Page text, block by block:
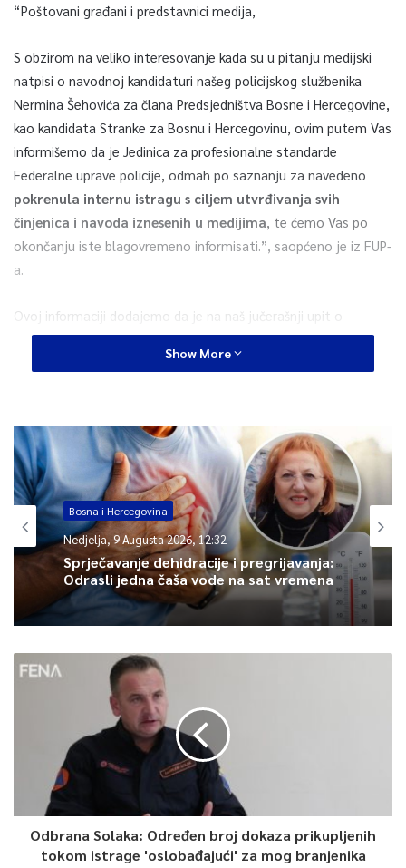
“Poštovani građani i predstavnici medija,
S obzirom na veliko interesovanje kada su u pitanju medijski
natpisi o navodnoj kandidaturi našeg policijskog službenika
Nermina Šehovića za člana Predsjedništva Bosne i Hercegovine,
kao kandidata Stranke za Bosnu i Hercegovinu, ovim putem Vas
informišemo da je Jedinica za profesionalne standarde
Federalne uprave policije, odmah po saznanju za navedeno
pokrenula internu istragu s ciljem utvrđivanja svih
činjenica i navoda iznesenih u medijima , te ćemo Vas po
okončanju iste blagovremeno informisati.”, saopćeno je iz FUP-
a.
Ovoj informaciji dodajemo da je na naš jučerašnji upit o
aktivnostima koje su pokrenute, ali i o zakonima koji regulišu
ovakve slučajeve, FUP je osim navedenog, dodao i sljedeće:
Hercegovine decidno navodi aktivnosti koje su nespojive sa
poslovima policijskih službenika, kao i član 107. istog Zakona,
koji jasno definiše šta predstavlja težu povrede službene
dužnosti policijskog službenika.
Article Rating
Show More
Bosna i Hercegovina
Nedjelja, 9 Augusta 2026, 12:32
Sprječavanje dehidracije i pregrijavanja:
Odrasli jedna čaša vode na sat vremena
Odbrana Solaka: Određen broj dokaza prikupljenih
tokom istrage 'oslobađajući' za mog branjenika